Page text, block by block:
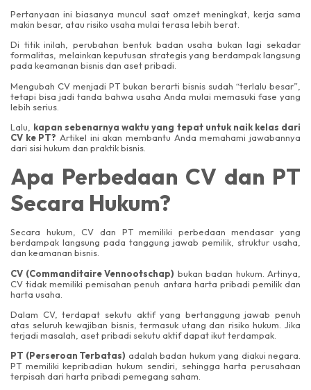
Pertanyaan ini biasanya muncul saat omzet meningkat, kerja sama
makin besar, atau risiko usaha mulai terasa lebih berat.
Di titik inilah, perubahan bentuk badan usaha bukan lagi sekadar
formalitas, melainkan keputusan strategis yang berdampak langsung
pada keamanan bisnis dan aset pribadi.
Mengubah CV menjadi PT bukan berarti bisnis sudah “terlalu besar”,
tetapi bisa jadi tanda bahwa usaha Anda mulai memasuki fase yang
lebih serius.
Lalu, kapan sebenarnya waktu yang tepat untuk naik kelas dari
CV ke PT? Artikel ini akan membantu Anda memahami jawabannya
dari sisi hukum dan praktik bisnis.
Apa Perbedaan CV dan PT
Secara Hukum?
Secara hukum, CV dan PT memiliki perbedaan mendasar yang
berdampak langsung pada tanggung jawab pemilik, struktur usaha,
dan keamanan bisnis.
CV (Commanditaire Vennootschap) bukan badan hukum. Artinya,
CV tidak memiliki pemisahan penuh antara harta pribadi pemilik dan
harta usaha.
Dalam CV, terdapat sekutu aktif yang bertanggung jawab penuh
atas seluruh kewajiban bisnis, termasuk utang dan risiko hukum. Jika
terjadi masalah, aset pribadi sekutu aktif dapat ikut terdampak.
PT (Perseroan Terbatas) adalah badan hukum yang diakui negara.
PT memiliki kepribadian hukum sendiri, sehingga harta perusahaan
terpisah dari harta pribadi pemegang saham.